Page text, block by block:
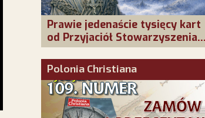
Prawie jedenaście tysięcy kart
od Przyjaciół Stowarzyszenia
złożonych w La Salette!
Polonia Christiana